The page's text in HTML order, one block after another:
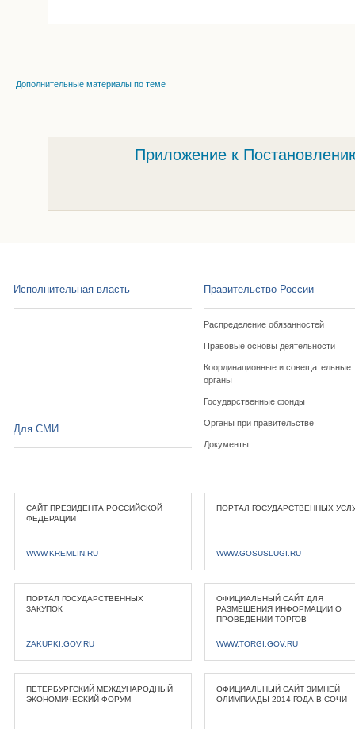
Дополнительные материалы по теме
Приложение к
Исполнительная власть Правительство России
Распределение обязанностей
Правовые основы деятельности
Координационные и совещательные
органы
Государственные фонды
Органы при правительстве
Документы
Для СМИ
САЙТ ПРЕЗИДЕНТА РОССИЙСКОЙ
ФЕДЕРАЦИИ
WWW.KREMLIN.RU
ПОРТАЛ ГОСУДАРСТВЕННЫХ
WWW.GOSUSLUGI.RU
ПОРТАЛ ГОСУДАРСТВЕННЫХ
ЗАКУПОК
ZAKUPKI.GOV.RU
ОФИЦИАЛЬНЫЙ САЙТ ДЛЯ
РАЗМЕЩЕНИЯ ИНФОРМАЦИИ О
ПРОВЕДЕНИИ ТОРГОВ
WWW.TORGI.GOV.RU
ПЕТЕРБУРГСКИЙ МЕЖДУНАРОДНЫЙ
ЭКОНОМИЧЕСКИЙ ФОРУМ
ОФИЦИАЛЬНЫЙ САЙТ ЗИМНЕЙ
ОЛИМПИАДЫ 2014 ГОДА В СОЧИ